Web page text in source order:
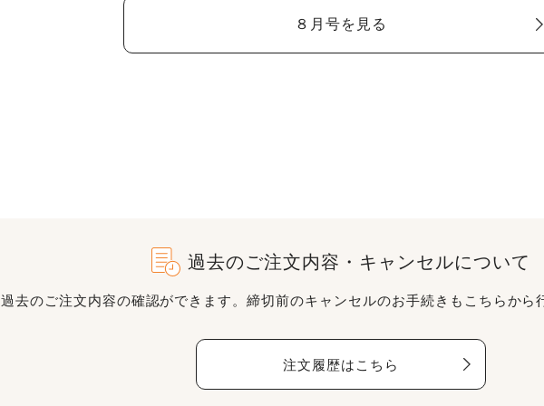
８月号を見る
過去のご注文内容・キャンセルについて
過去のご注文内容の確認ができます。締切前のキャンセルのお手続きもこちらから
注文履歴はこちら